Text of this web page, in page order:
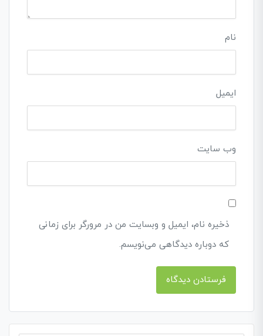
نام
ایمیل
وب‌ سایت
ذخیره نام، ایمیل و وبسایت من در مرورگر برای زمانی
که دوباره دیدگاهی می‌نویسم.